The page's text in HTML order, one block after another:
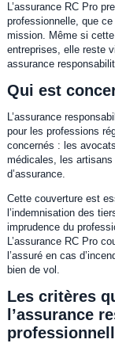
L’assurance RC Pro
professionnelle, que
mission. Même si
entreprises, elle reste
assurance
Qui est
L’assurance
pour les professions
concernés : les
médicales, les
d’assurance.
Cette couverture est
l’indemnisation des
imprudence du
L’assurance RC Pro
l’assuré en cas
bien de vol.
Les critères
l’assurance